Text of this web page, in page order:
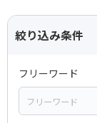
絞り込み条件
フリーワード